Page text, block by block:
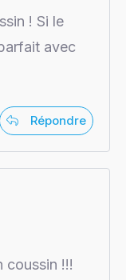
! Si le
avec
Répondre
coussin !!!